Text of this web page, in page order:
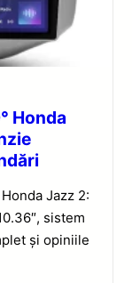
Honda
Jazz 2:
sistem
și opiniile